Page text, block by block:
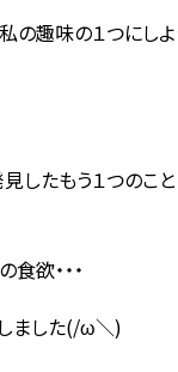
の趣味の１つにしよ
したもう１つのこ
欲・・・
ました(/ω＼)